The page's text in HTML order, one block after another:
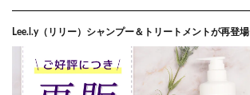
Lee.l.y（リリー）シャンプー＆トリートメントが再登場